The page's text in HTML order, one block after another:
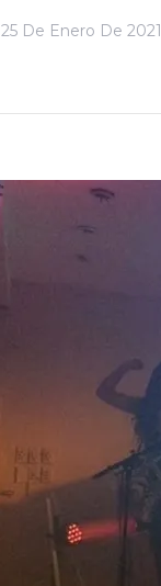
25 De Enero De 2021